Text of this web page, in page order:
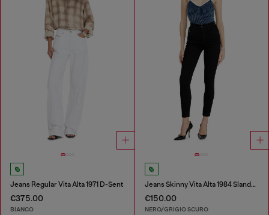
Jeans Regular Vita Alta 1971 D-Sent
€375.00
BIANCO
Jeans Skinny Vita Alta 1984 Slandy-High
€150.00
NERO/GRIGIO SCURO